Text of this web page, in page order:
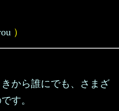
）
から誰にでも、さまざ
す。